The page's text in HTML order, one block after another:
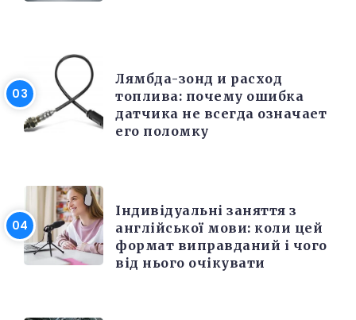
Лямбда-зонд и расход
топлива: почему ошибка
датчика не всегда означает
его поломку
Індивідуальні заняття з
англійської мови: коли цей
формат виправданий і чого
від нього очікувати